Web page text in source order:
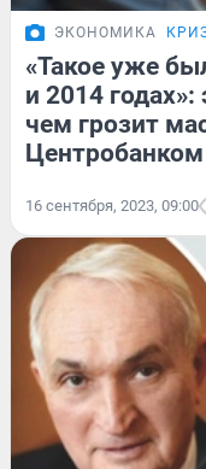
ЭКОНОМИКА
«Такое уже
и 2014
чем грозит
Центробанком
16 сентября, 2023, 09:00